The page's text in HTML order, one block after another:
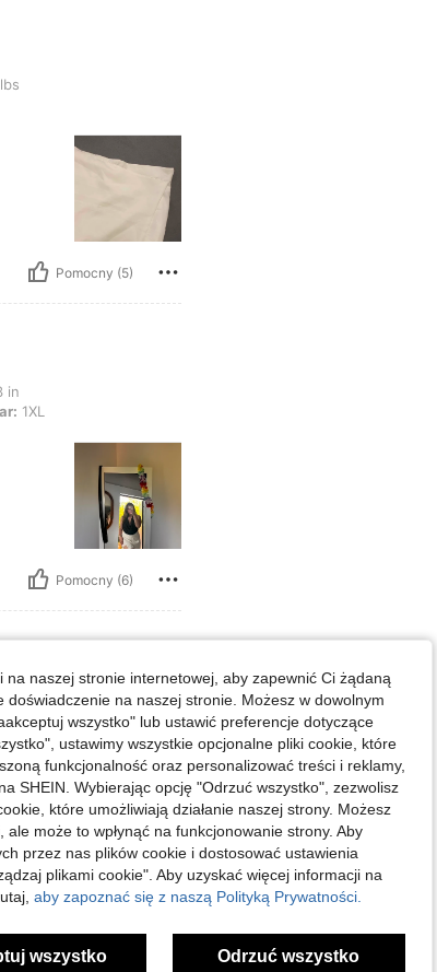
Kolor: Biały, Rozmiar: 1XL
Pomocny (5)
Biust: 170 cm / 66.9 in, Talia: 80 cm / 31 in, Kolor: Biały,
in
1XL
Pomocny (6)
d
Pomocny (1)
naszej stronie internetowej, aby zapewnić Ci żądaną
doświadczenie na naszej stronie. Możesz w dowolnym
wszystko" lub ustawić preferencje dotyczące
ustawimy wszystkie opcjonalne pliki cookie, które
funkcjonalność oraz personalizować treści i reklamy,
SHEIN. Wybierając opcję "Odrzuć wszystko", zezwolisz
które umożliwiają działanie naszej strony. Możesz
może to wpłynąć na funkcjonowanie strony. Aby
przez nas plików cookie i dostosować ustawienia
plikami cookie". Aby uzyskać więcej informacji na
aby zapoznać się z naszą Polityką Prywatności.
wszystko Odrzuć wszystko